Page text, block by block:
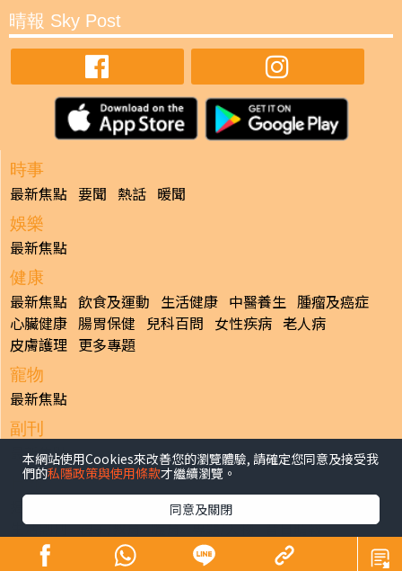
晴報 Sky Post
時事
最新焦點 要聞 熱話 暖聞
娛樂
最新焦點
健康
最新焦點 飲食及運動 生活健康 中醫養生 腫瘤及癌症
心臟健康 腸胃保健 兒科百問 女性疾病 老人病
皮膚護理 更多專題
寵物
最新焦點
副刊
最新焦點
日報
中國/國際
生活副刊 親子/教育 體育 專題/人物 昔日晴報
香港經濟日報版權所有©2026
本網站使用Cookies來改善您的瀏覽體驗, 請確定您同意及接受我
們的私隱政策與使用條款才繼續瀏覽。
同意及關閉